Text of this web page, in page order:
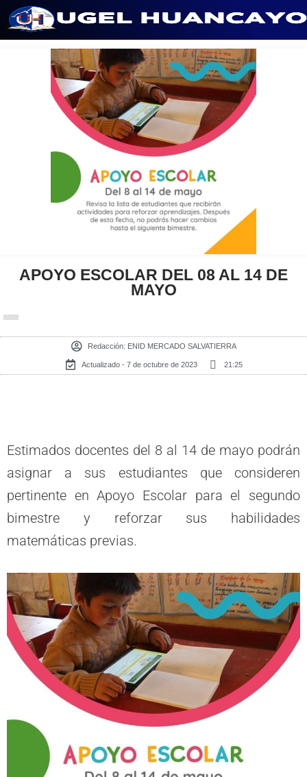
contenido
APOYO ESCOLAR DEL 08 AL 14 DE
MAYO
Redacción: ENID MERCADO SALVATIERRA
Actualizado - 7 de octubre de 2023 21:25
Estimados docentes del 8 al 14 de mayo podrán
asignar a sus estudiantes que consideren
pertinente en Apoyo Escolar para el segundo
bimestre y reforzar sus habilidades
matemáticas previas.